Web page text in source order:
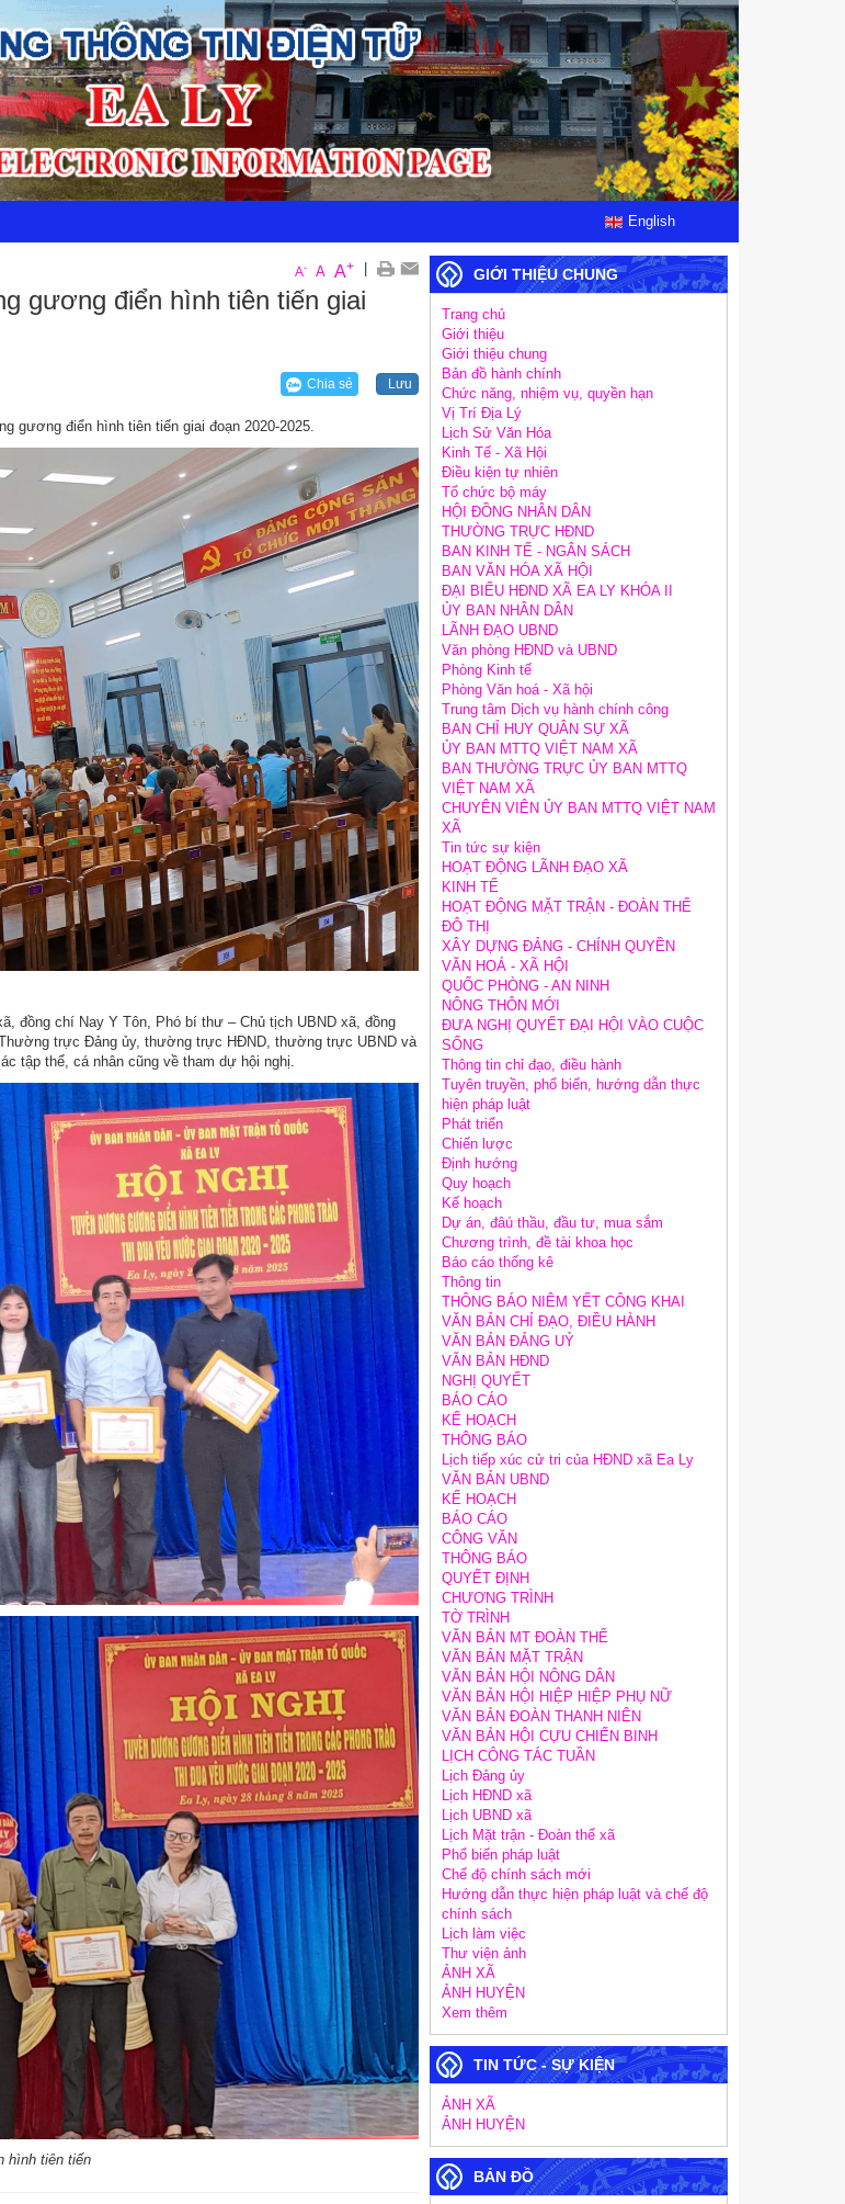
English
A- A A+
gương điển hình tiên tiến giai
Chia sẻ Lưu
gương điển hình tiên tiến giai đoạn 2020-2025.
đồng chí Nay Y Tôn, Phó bí thư – Chủ tịch UBND xã, đồng
trực Đảng ủy, thường trực HĐND, thường trực UBND và
tập thể, cá nhân cũng về tham dự hội nghị.
hình tiên tiến
GIỚI THIỆU CHUNG
Trang chủ
Giới thiệu
Giới thiệu chung
Bản đồ hành chính
Chức năng, nhiệm vụ, quyền hạn
Vị Trí Địa Lý
Lịch Sử Văn Hóa
Kinh Tế - Xã Hội
Điều kiện tự nhiên
Tổ chức bộ máy
HỘI ĐỒNG NHÂN DÂN
THƯỜNG TRỰC HĐND
BAN KINH TẾ - NGÂN SÁCH
BAN VĂN HÓA XÃ HỘI
ĐẠI BIỂU HĐND XÃ EA LY KHÓA II
ỦY BAN NHÂN DÂN
LÃNH ĐẠO UBND
Văn phòng HĐND và UBND
Phòng Kinh tế
Phòng Văn hoá - Xã hội
Trung tâm Dịch vụ hành chính công
BAN CHỈ HUY QUÂN SỰ XÃ
ỦY BAN MTTQ VIỆT NAM XÃ
BAN THƯỜNG TRỰC ỦY BAN MTTQ
VIỆT NAM XÃ
CHUYÊN VIÊN ỦY BAN MTTQ VIỆT NAM
XÃ
Tin tức sự kiện
HOẠT ĐỘNG LÃNH ĐẠO XÃ
KINH TẾ
HOẠT ĐỘNG MẶT TRẬN - ĐOÀN THỂ
ĐÔ THỊ
XÂY DỰNG ĐẢNG - CHÍNH QUYỀN
VĂN HOÁ - XÃ HỘI
QUỐC PHÒNG - AN NINH
NÔNG THÔN MỚI
ĐƯA NGHỊ QUYẾT ĐẠI HỘI VÀO CUỘC
SỐNG
Thông tin chỉ đạo, điều hành
Tuyên truyền, phổ biến, hướng dẫn thực
hiện pháp luật
Phát triển
Chiến lược
Định hướng
Quy hoạch
Kế hoạch
Dự án, đâú thầu, đầu tư, mua sắm
Chương trình, đề tài khoa học
Báo cáo thống kê
Thông tin
THÔNG BÁO NIÊM YẾT CÔNG KHAI
VĂN BẢN CHỈ ĐẠO, ĐIỀU HÀNH
VĂN BẢN ĐẢNG UỶ
VĂN BẢN HĐND
NGHỊ QUYẾT
BÁO CÁO
KẾ HOẠCH
THÔNG BÁO
Lịch tiếp xúc cử tri của HĐND xã Ea Ly
VĂN BẢN UBND
KẾ HOẠCH
BÁO CÁO
CÔNG VĂN
THÔNG BÁO
QUYẾT ĐỊNH
CHƯƠNG TRÌNH
TỜ TRÌNH
VĂN BẢN MT ĐOÀN THỂ
VĂN BẢN MẶT TRẬN
VĂN BẢN HỘI NÔNG DÂN
VĂN BẢN HỘI HIỆP HIỆP PHỤ NỮ
VĂN BẢN ĐOÀN THANH NIÊN
VĂN BẢN HỘI CỰU CHIẾN BINH
LỊCH CÔNG TÁC TUẦN
Lịch Đảng ủy
Lịch HĐND xã
Lịch UBND xã
Lịch Mặt trận - Đoàn thể xã
Phổ biến pháp luật
Chế độ chính sách mới
Hướng dẫn thực hiện pháp luật và chế độ
chính sách
Lịch làm việc
Thư viện ảnh
ẢNH XÃ
ẢNH HUYỆN
Xem thêm
TIN TỨC - SỰ KIỆN
ẢNH XÃ
ẢNH HUYỆN
BẢN ĐỒ